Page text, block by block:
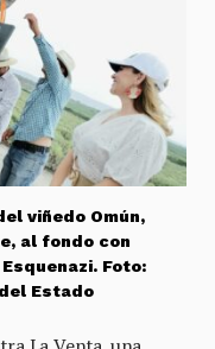
viñedo Omún,
al fondo con
Foto:
Estado